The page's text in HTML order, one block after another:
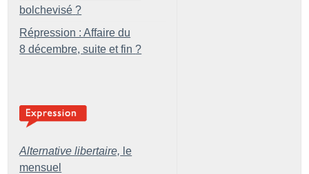
bolchevisé ?
Répression : Affaire du
8 décembre, suite et fin ?
Alternative libertaire, le
mensuel